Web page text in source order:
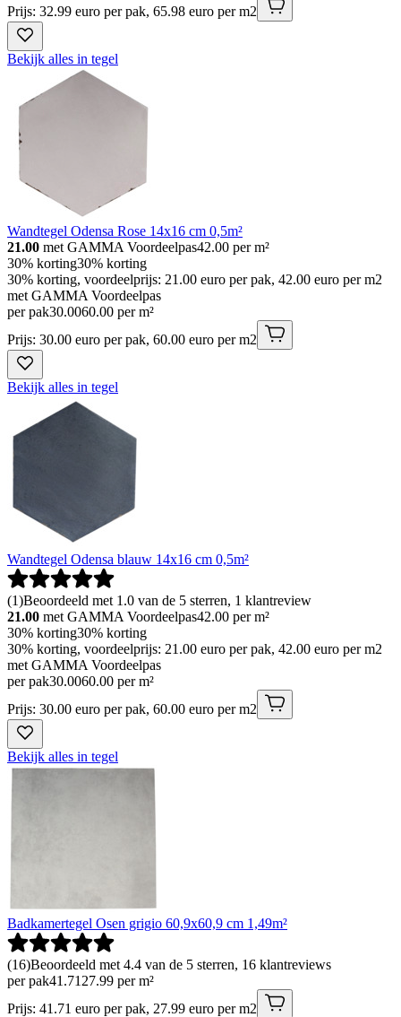
Prijs: 32.99 euro per pak, 65.98 euro per m2
Bekijk alles in tegel
Wandtegel Odensa Rose 14x16 cm 0,5m²
21.00 met GAMMA Voordeelpas42.00 per m²
30% korting30% korting
30% korting, voordeelprijs: 21.00 euro per pak, 42.00 euro per m2
met GAMMA Voordeelpas
per pak30.0060.00 per m²
Prijs: 30.00 euro per pak, 60.00 euro per m2
Bekijk alles in tegel
Wandtegel Odensa blauw 14x16 cm 0,5m²
(1)Beoordeeld met 1.0 van de 5 sterren, 1 klantreview
21.00 met GAMMA Voordeelpas42.00 per m²
30% korting30% korting
30% korting, voordeelprijs: 21.00 euro per pak, 42.00 euro per m2
met GAMMA Voordeelpas
per pak30.0060.00 per m²
Prijs: 30.00 euro per pak, 60.00 euro per m2
Bekijk alles in tegel
Badkamertegel Osen grigio 60,9x60,9 cm 1,49m²
(16)Beoordeeld met 4.4 van de 5 sterren, 16 klantreviews
per pak41 .71 27.99 per m²
Prijs: 41.71 euro per pak, 27.99 euro per m2